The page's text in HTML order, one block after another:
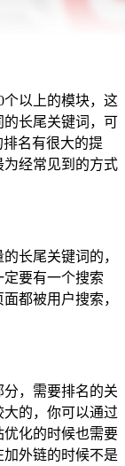
个以上的模块，这
长尾关键词，可
名有很大的提
经常见到的方式
长尾关键词的，
要有一个搜索
都被用户搜索，
，需要排名的关
的，你可以通过
化的时候也需要
外链的时候不是